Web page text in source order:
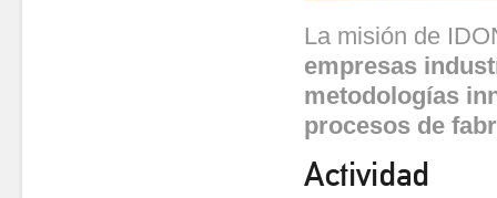
La misión de
empresas
metodologías
procesos de
Actividad